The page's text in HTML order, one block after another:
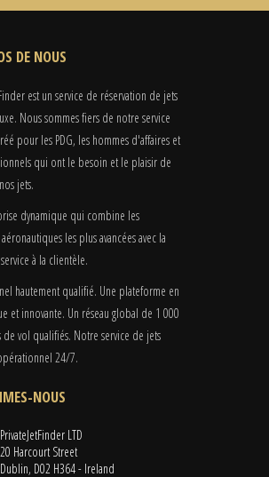
DE NOUS
est un service de réservation de jets
Nous sommes fiers de notre service
pour les PDG, les hommes d'affaires et
qui ont le besoin et le plaisir de
jets.
dynamique qui combine les
les plus avancées avec la
à la clientèle.
hautement qualifié. Une plateforme en
et innovante. Un réseau global de 1 000
de vol qualifiés. Notre service de jets
24/7.
NOUS
PrivateJetFinder LTD
20 Harcourt Street
Dublin, D02 H364 - Ireland